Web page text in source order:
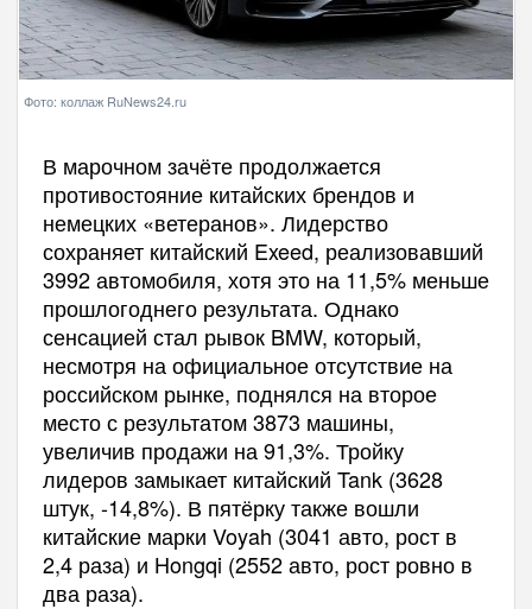
Фото: коллаж RuNews24.ru
В марочном зачёте продолжается
противостояние китайских брендов и
немецких «ветеранов». Лидерство
сохраняет китайский Exeed, реализовавший
3992 автомобиля, хотя это на 11,5% меньше
прошлогоднего результата. Однако
сенсацией стал рывок BMW, который,
несмотря на официальное отсутствие на
российском рынке, поднялся на второе
место с результатом 3873 машины,
увеличив продажи на 91,3%. Тройку
лидеров замыкает китайский Tank (3628
штук, -14,8%). В пятёрку также вошли
китайские марки Voyah (3041 авто, рост в
2,4 раза) и Hongqi (2552 авто, рост ровно в
два раза).